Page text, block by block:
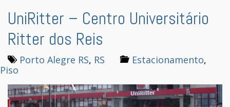
UniRitter – Centro Universitário
Ritter dos Reis
Porto Alegre RS, RS Estacionamento,
Piso